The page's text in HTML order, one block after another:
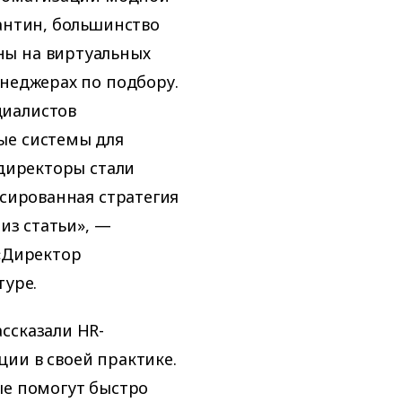
большинство
на виртуальных
по подбору.
системы для
стали
стратегия
статьи», —
HR-
в своей практике.
помогут быстро